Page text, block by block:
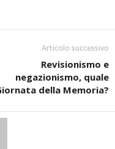
Articolo successivo
Revisionismo e
negazionismo, quale
della Memoria?